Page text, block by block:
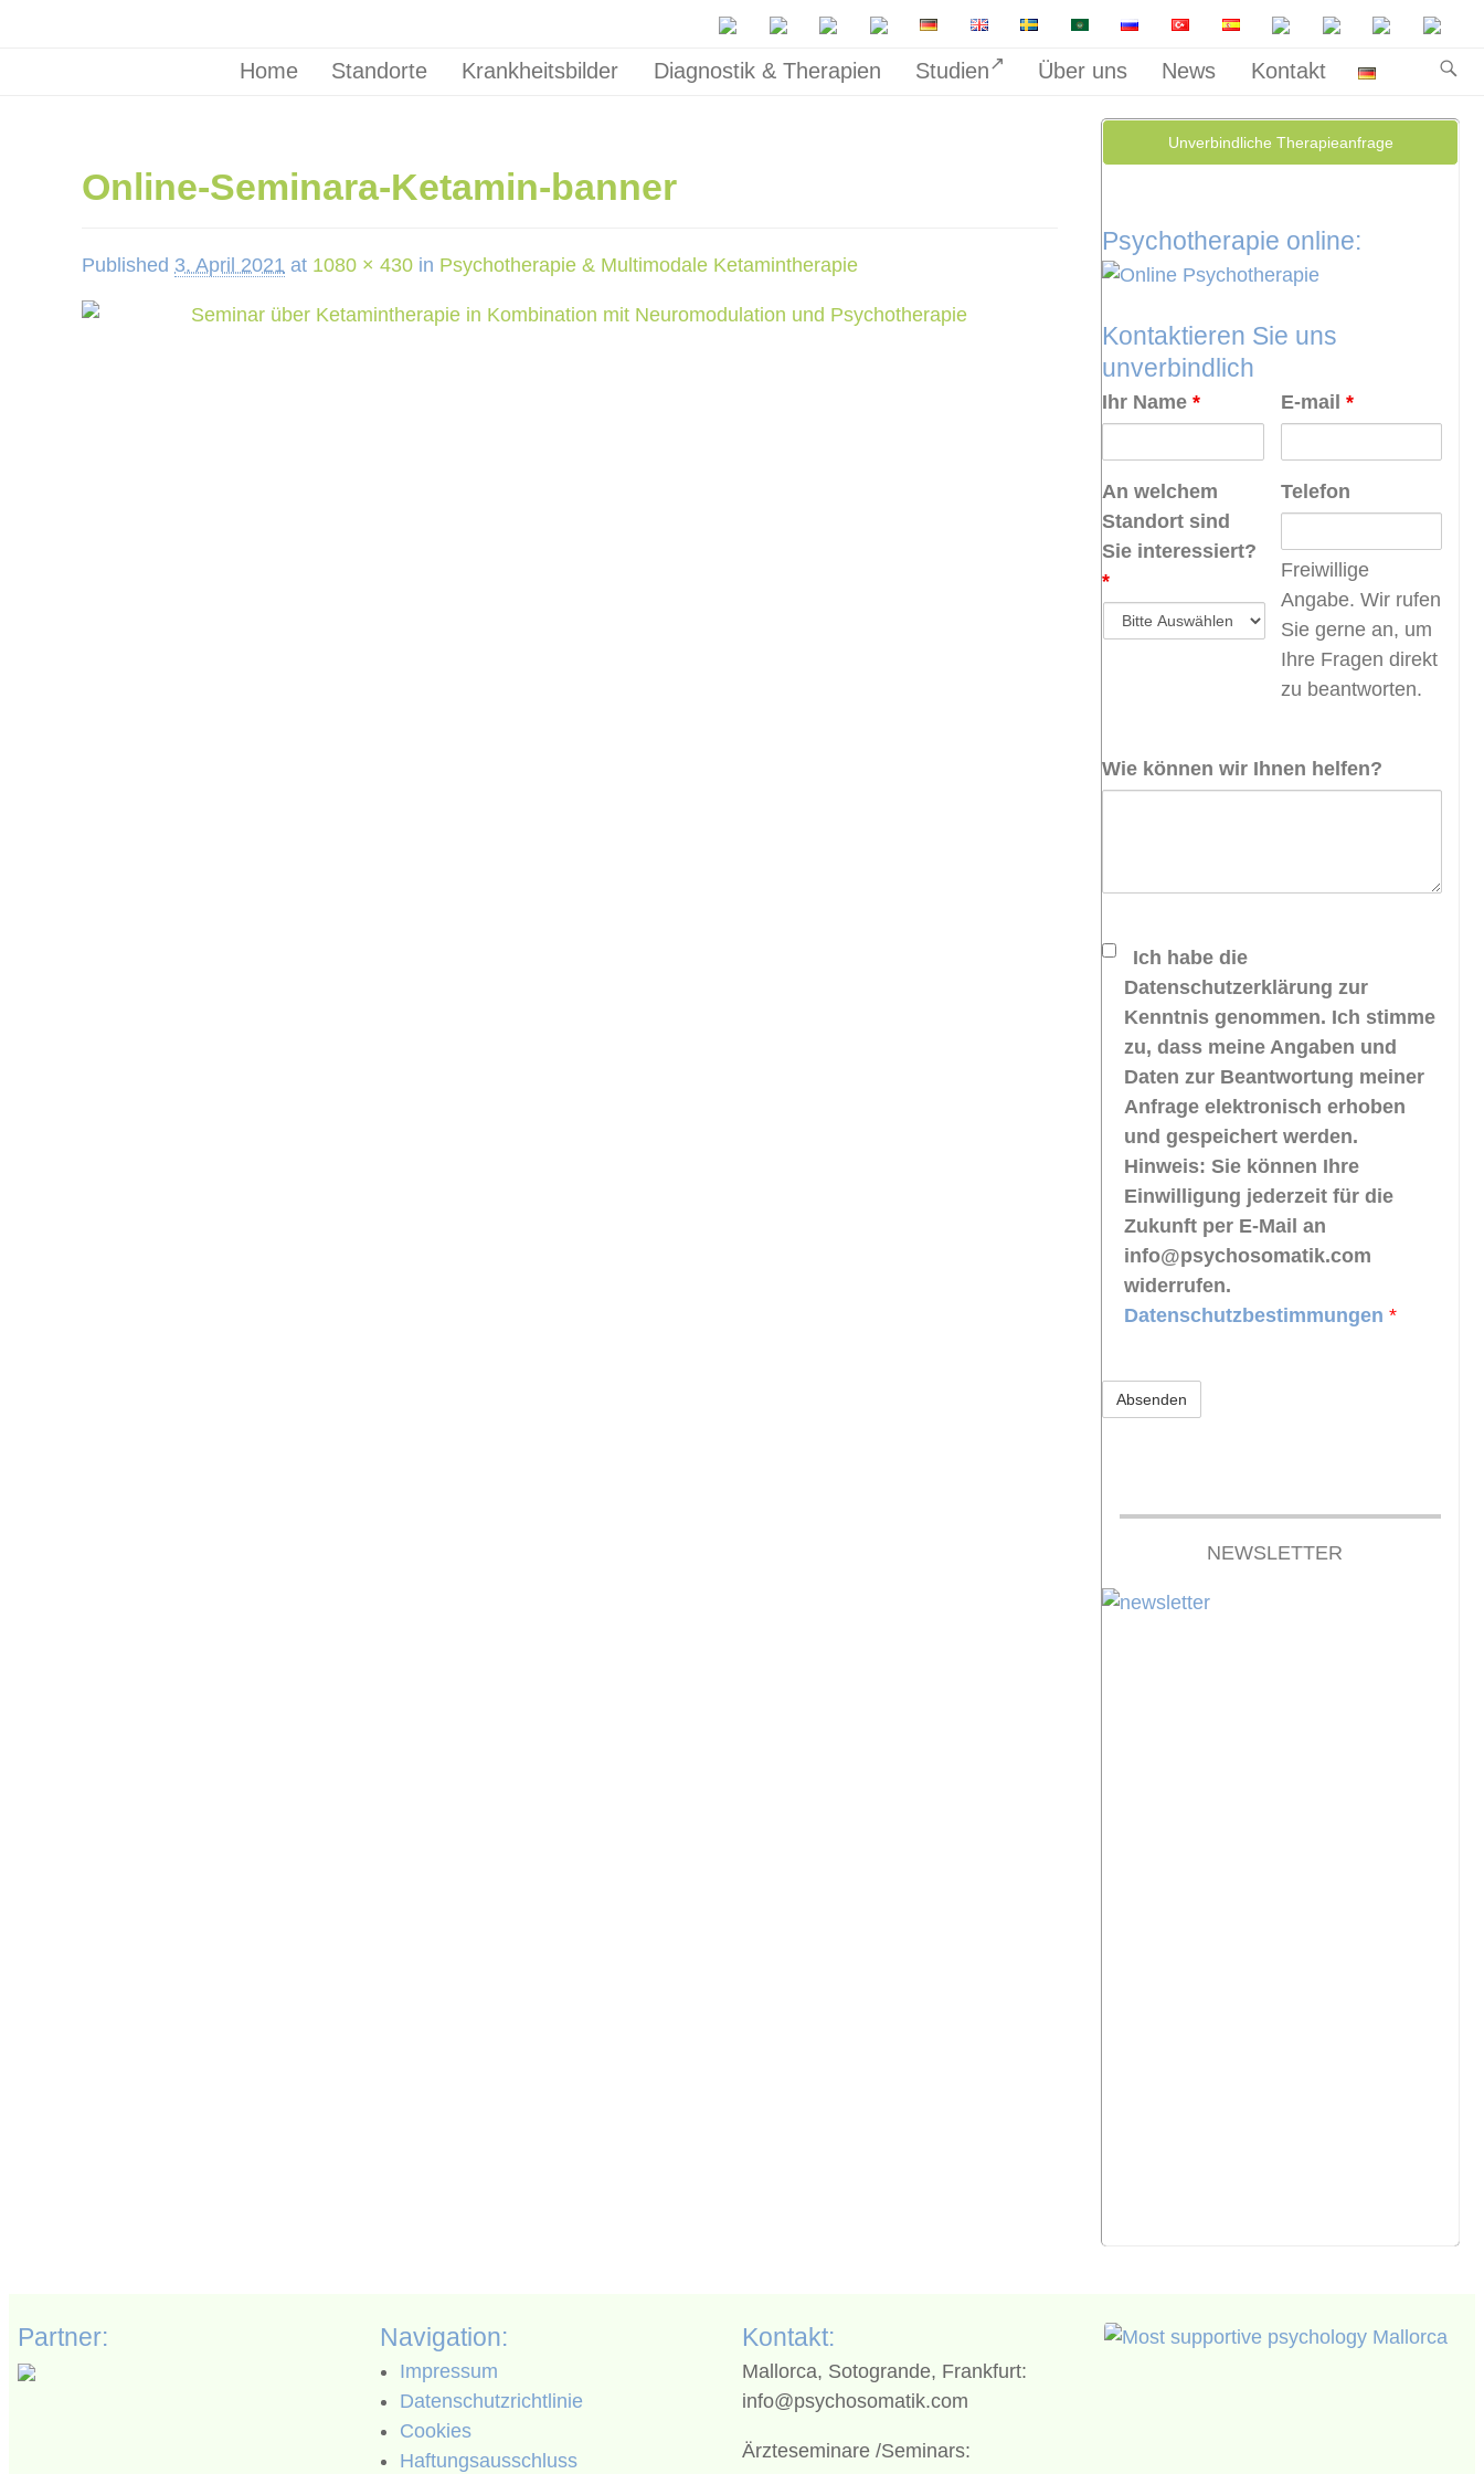
Home Standorte Krankheitsbilder Diagnostik & Therapien Studien Über uns News Kontakt
Online-Seminara-Ketamin-banner
Published 3. April 2021 at 1080 × 430 in Psychotherapie & Multimodale Ketamintherapie
Unverbindliche Therapieanfrage
Psychotherapie online:
Kontaktieren Sie uns
unverbindlich
Ihr Name *
An welchem
Standort sind
Sie interessiert?
*
E-mail *
Telefon
Freiwillige
Angabe. Wir rufen
Sie gerne an, um
Ihre Fragen direkt
zu beantworten.
Wie können wir Ihnen helfen?
Ich habe die
Datenschutzerklärung zur
Kenntnis genommen. Ich stimme
zu, dass meine Angaben und
Daten zur Beantwortung meiner
Anfrage elektronisch erhoben
und gespeichert werden.
Hinweis: Sie können Ihre
Einwilligung jederzeit für die
Zukunft per E-Mail an
info@psychosomatik.com
widerrufen.
Datenschutzbestimmungen *
NEWSLETTER
Partner: Navigation:
Impressum
Datenschutzrichtlinie
Cookies
Haftungsausschluss
Kontakt:
Mallorca, Sotogrande, Frankfurt:
info@psychosomatik.com
Ärzteseminare /Seminars: